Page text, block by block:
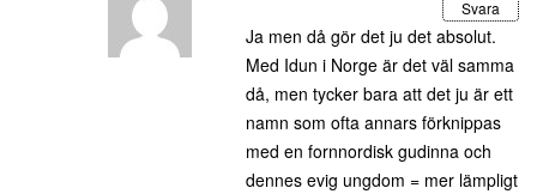
Svara
Ja men då gör det ju det absolut.
Med Idun i Norge är det väl samma
då, men tycker bara att det ju är ett
namn som ofta annars förknippas
med en fornnordisk gudinna och
dennes evig ungdom = mer lämpligt